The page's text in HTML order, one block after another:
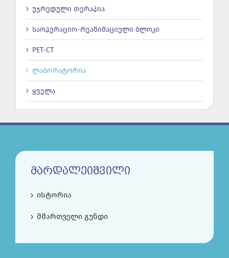
უჯრედული თერაპია
საოპერაციო-რეანიმაციული ბლოკი
PET-CT
ლაბორატორია
ყველა
ᲛᲐᲠᲓᲐᲚᲔᲘᲨᲕᲘᲚᲘ
ისტორია
მმართველი გუნდი